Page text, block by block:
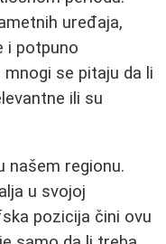
uređaja,
i potpuno
se pitaju da li
ili su
našem regionu.
u svojoj
pozicija čini ovu